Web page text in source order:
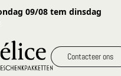
09/08 tem dinsdag
Contacteer ons